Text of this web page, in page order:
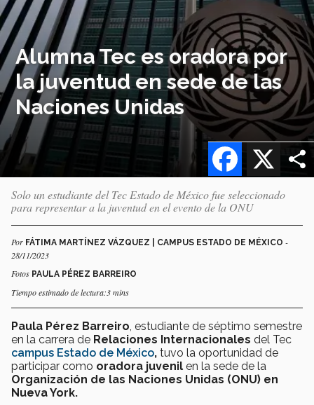
Alumna Tec es oradora por
la juventud en sede de las
Naciones Unidas
X
Facebook
Solo un estudiante del Tec Estado de México fue seleccionado
para representar a la juventud en el evento de la ONU
Por FÁTIMA MARTÍNEZ VÁZQUEZ | CAMPUS ESTADO DE MÉXICO -
28/11/2023
Fotos PAULA PÉREZ BARREIRO
Tiempo estimado de lectura:3 mins
Paula Pérez Barreiro , estudiante de séptimo semestre
en la carrera de Relaciones Internacionales del Tec
campus Estado de México, tuvo la oportunidad de
participar como oradora juvenil en la sede de la
Organización de las Naciones Unidas (ONU) en
Nueva York.